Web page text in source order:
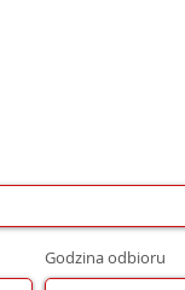
Godzina odbioru